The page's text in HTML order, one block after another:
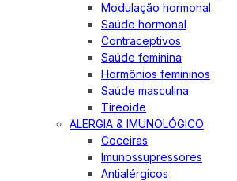
Modulação hormonal
Saúde hormonal
Contraceptivos
Saúde feminina
Hormônios femininos
Saúde masculina
Tireoide
ALERGIA & IMUNOLÓGICO
Coceiras
Imunossupressores
Antialérgicos